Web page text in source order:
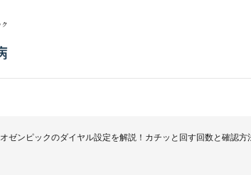
オゼンピックのダイヤル設定を解説！カチッと回す回数と確認方